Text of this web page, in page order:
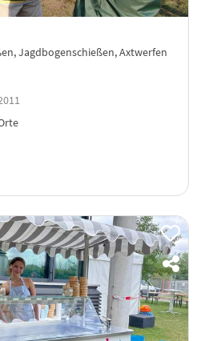
Jagdbogenschießen, Axtwerfen